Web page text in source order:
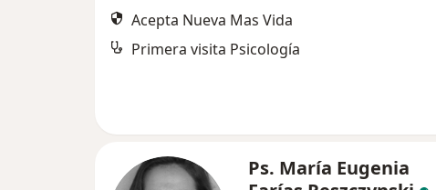
Acepta Nueva Mas Vida
Primera visita Psicología
Ps. María Eugenia